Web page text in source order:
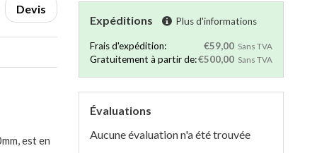
Devis
est en
Expéditions Plus d'informations
Frais d'expédition: €59,00 Sans TVA
Gratuitement à partir de:€500,00 Sans TVA
Évaluations
Aucune évaluation n'a été trouvée